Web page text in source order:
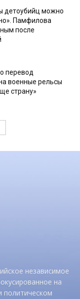
детоубийц можно
Памфилова
после
перевод
военные рельсы
страну»
независимое
на
политическом